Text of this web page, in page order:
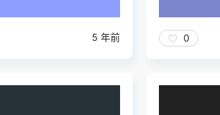
5 年前 0